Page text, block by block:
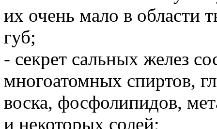
их очень мало в области
губ;
- секрет сальных желез
многоатомных спиртов,
воска, фосфолипидов,
и некоторых солей;